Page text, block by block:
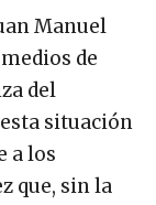
Manuel
de
del
situación
a los
que, sin la